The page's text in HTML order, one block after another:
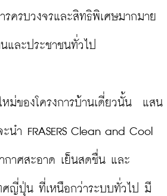
ครบวงจรและสิทธิพิเศษมากมาย
และประชาชนทั่วไป
ม่ของโครงการบ้านเดี่ยวนั้น  แสน
ะนำ FRASERS Clean and Cool
กาศสะอาด เย็นสดชื่น และ
ศญี่ปุ่น ที่เหนือกว่าระบบทั่วไป มี